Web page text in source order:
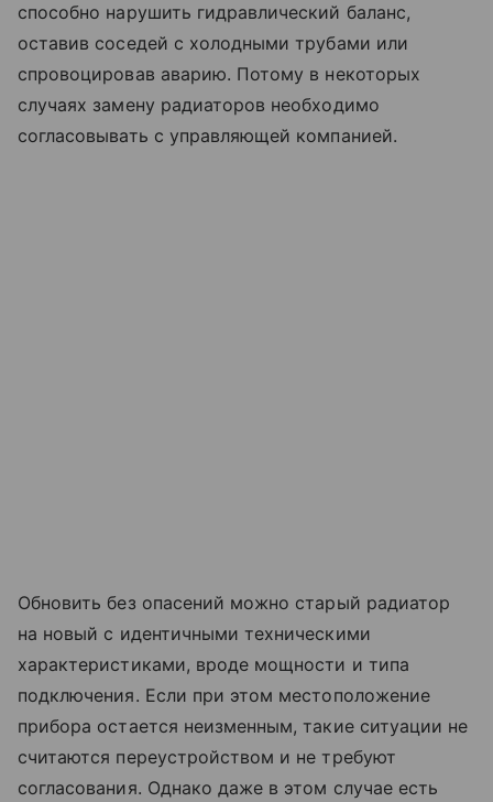
способно нарушить гидравлический баланс,
оставив соседей с холодными трубами или
спровоцировав аварию. Потому в некоторых
случаях замену радиаторов необходимо
согласовывать с управляющей компанией.
Обновить без опасений можно старый радиатор
на новый с идентичными техническими
характеристиками, вроде мощности и типа
подключения. Если при этом местоположение
прибора остается неизменным, такие ситуации не
считаются переустройством и не требуют
согласования. Однако даже в этом случае есть